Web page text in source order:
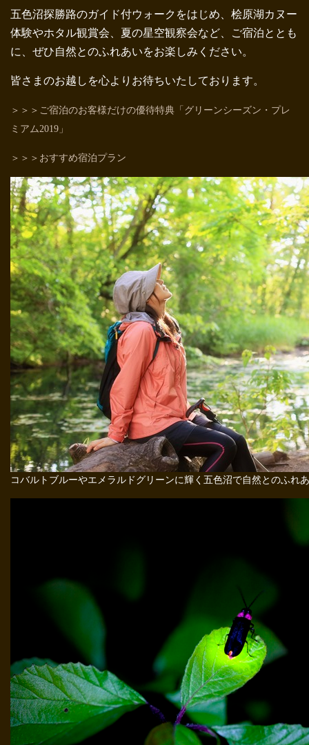
五色沼探勝路のガイド付ウォークをはじめ、桧原湖カヌー
体験やホタル観賞会、夏の星空観察会など、ご宿泊ととも
に、ぜひ自然とのふれあいをお楽しみください。
皆さまのお越しを心よりお待ちいたしております。
＞＞＞ご宿泊のお客様だけの優待特典「グリーンシーズン・プレ
ミアム2019」
＞＞＞おすすめ宿泊プラン
コバルトブルーやエメラルドグリーンに輝く五色沼で自然とのふれ